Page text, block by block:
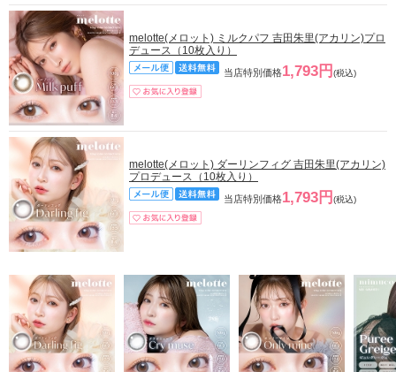
melotte(メロット) ミルクパフ 吉田朱里(アカリン)プロ
デュース（10枚入り）
当店特別価格1,793円 (税込)
melotte(メロット) ダーリンフィグ 吉田朱里(アカリン)
プロデュース（10枚入り）
当店特別価格1,793円 (税込)